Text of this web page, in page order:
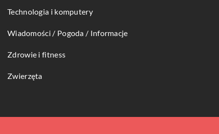
Technologia i komputery
Wiadomości / Pogoda / Informacje
Zdrowie i fitness
Zwierzęta